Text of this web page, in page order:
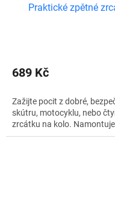
Praktické zpětné
689 Kč
Zažijte pocit z dobré,
skútru, motocyklu, nebo
zrcátku na kolo.